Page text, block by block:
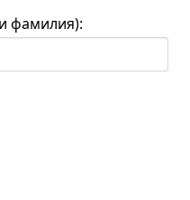
фамилия):